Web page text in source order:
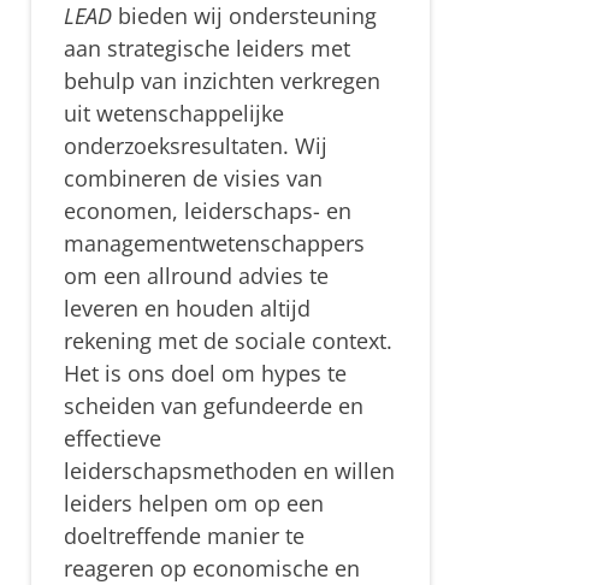
LEAD bieden wij ondersteuning
aan strategische leiders met
behulp van inzichten verkregen
uit wetenschappelijke
onderzoeksresultaten. Wij
combineren de visies van
economen, leiderschaps- en
managementwetenschappers
om een allround advies te
leveren en houden altijd
rekening met de sociale context.
Het is ons doel om hypes te
scheiden van gefundeerde en
effectieve
leiderschapsmethoden en willen
leiders helpen om op een
doeltreffende manier te
reageren op economische en